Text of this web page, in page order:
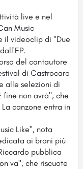
live e nel
Music
il videoclip di "Due
del cantautore
di Castrocaro
alle selezioni di
fine non avrà", che
canzone entra in
Like", nota
ai brani più
pubblica
va", che riscuote